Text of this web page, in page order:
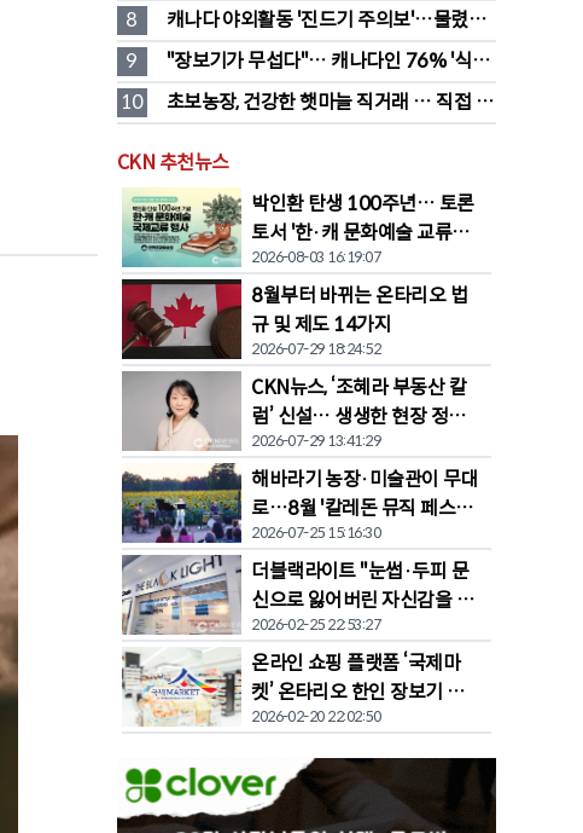
첫 홀인원 주인공
8
캐나다 야외활동 '진드기 주의보'…물렸을
때 올바른 대처법은?
9
"장보기가 무섭다"… 캐나다인 76% '식료
품값이 가장 부담'
10
초보농장, 건강한 햇마늘 직거래 … 직접 만
든 전통 장류도 판매
CKN 추천뉴스
박인환 탄생 100주년… 토론
토서 '한·캐 문화예술 교류전'
열린다
2026-08-03 16:19:07
8월부터 바뀌는 온타리오 법
규 및 제도 14가지
2026-07-29 18:24:52
CKN뉴스, ‘조혜라 부동산 칼
럼’ 신설… 생생한 현장 정보
공유
2026-07-29 13:41:29
해바라기 농장·미술관이 무대
로…8월 '칼레돈 뮤직 페스티
벌' 개막
2026-07-25 15:16:30
더블랙라이트 "눈썹·두피 문
신으로 잃어버린 자신감을 되
찾다"
2026-02-25 22:53:27
온라인 쇼핑 플랫폼 ‘국제마
켓’ 온타리오 한인 장보기 문
화 바꾼다
2026-02-20 22:02:50